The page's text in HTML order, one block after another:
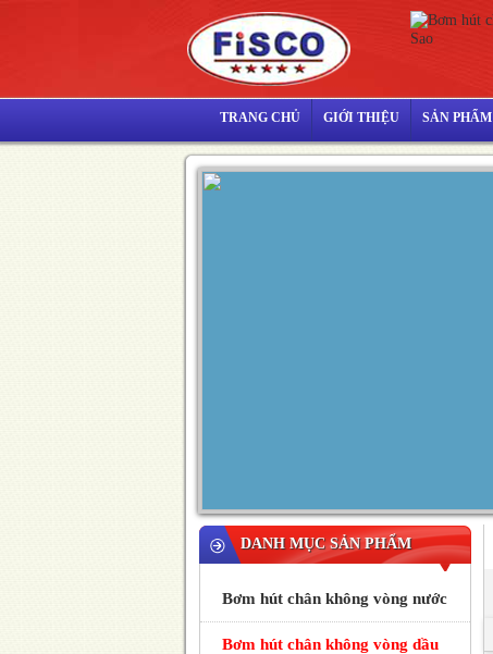
TRANG CHỦ GIỚI THIỆU SẢN PHẨM
DANH MỤC SẢN PHẨM
Bơm hút chân không vòng nước
Bơm hút chân không vòng dầu